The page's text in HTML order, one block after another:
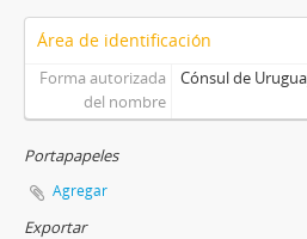
Área de identificación
Forma autorizada
del nombre
Cónsul de
Portapapeles
Agregar
Exportar